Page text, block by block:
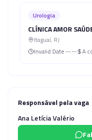
Urologia
CLÍNICA AMOR
Itaguaí, RJ
Invalid Date --:-- A
Responsável pela vaga
Ana Letícia Valério